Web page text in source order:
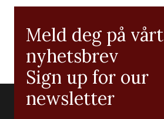
Meld deg på vårt
nyhetsbrev
Sign up for our
newsletter